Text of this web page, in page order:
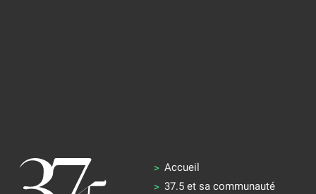
Accueil
37.5 et sa communauté